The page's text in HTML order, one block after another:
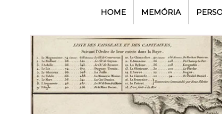
HOME MEMÓRIA